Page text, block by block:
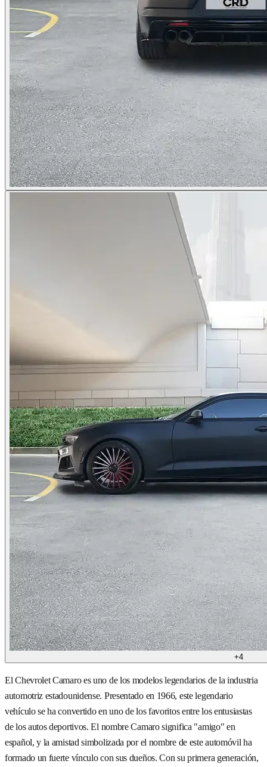
+4
El Chevrolet Camaro es uno de los modelos legendarios de la industria
automotriz estadounidense. Presentado en 1966, este legendario
vehículo se ha convertido en uno de los favoritos entre los entusiastas
de los autos deportivos. El nombre Camaro significa "amigo" en
español, y la amistad simbolizada por el nombre de este automóvil ha
formado un fuerte vínculo con sus dueños. Con su primera generación,